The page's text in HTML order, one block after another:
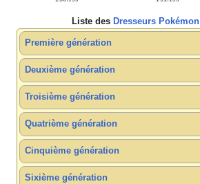
Liste des Dresseurs Pokémon
Première génération
Deuxième génération
Troisième génération
Quatrième génération
Cinquième génération
Sixième génération